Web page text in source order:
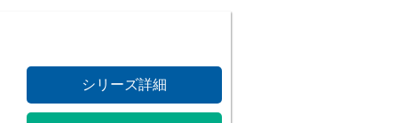
シリーズ詳細